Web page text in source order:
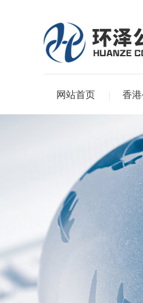
网站首页 香